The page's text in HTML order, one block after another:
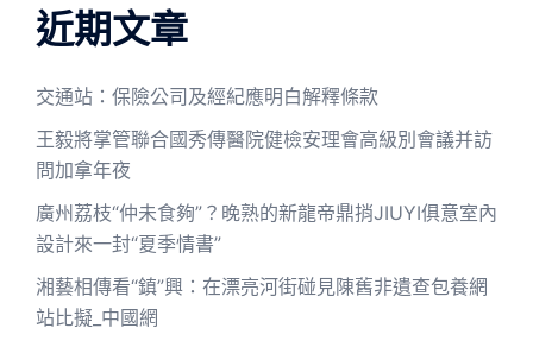
近期文章
交通站：保險公司及經紀應明白解釋條款
王毅將掌管聯合國秀傳醫院健檢安理會高級別會議并訪
問加拿年夜
廣州荔枝“仲未食夠”？晚熟的新龍帝鼎捎JIUYI俱意室內
設計來一封“夏季情書”
湘藝相傳看“鎮”興：在漂亮河街碰見陳舊非遺查包養網
站比擬_中國網